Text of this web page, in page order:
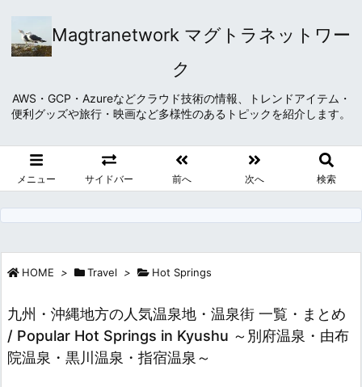
Magtranetwork マグトラネットワー
ク
AWS・GCP・Azureなどクラウド技術の情報、トレンドアイテム・
便利グッズや旅行・映画など多様性のあるトピックを紹介します。
メニュー サイドバー 前へ 次へ 検索
HOME > Travel > Hot Springs
九州・沖縄地方の人気温泉地・温泉街 一覧・まとめ
/ Popular Hot Springs in Kyushu ～別府温泉・由布
院温泉・黒川温泉・指宿温泉～